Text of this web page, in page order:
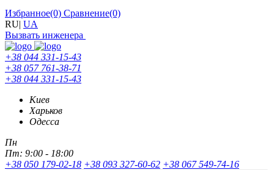
Избранное(0) Сравнение(0)
RU| UA
Вызвать инженера
+38 044 331-15-43
+38 057 761-38-71
+38 044 331-15-43
Киев
Харьков
Одесса
Пн
Пт: 9:00 - 18:00
+38 050 179-02-18 +38 093 327-60-62 +38 067 549-74-16